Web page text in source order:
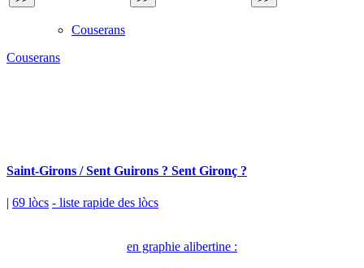
Couserans
Couserans
Saint-Girons / Sent Guirons ? Sent Gironç ?
| 69 lòcs - liste rapide des lòcs
en graphie alibertine :